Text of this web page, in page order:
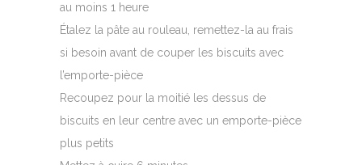
au moins 1 heure
Étalez la pâte au rouleau, remettez-la au frais
si besoin avant de couper les biscuits avec
l’emporte-pièce
Recoupez pour la moitié les dessus de
biscuits en leur centre avec un emporte-pièce
plus petits